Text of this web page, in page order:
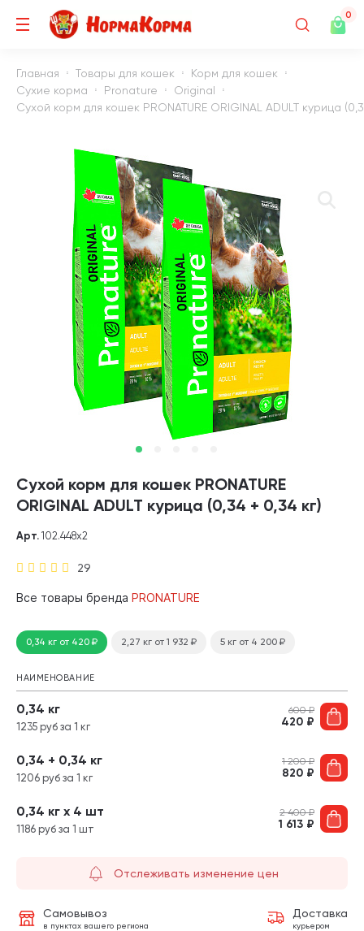
0
Главная Товары для кошек
Корм для кошек
Сухие корма
Pronature
Original
Сухой корм для кошек PRONATURE ORIGINAL ADULT курица
Сухой корм для кошек PRONATURE
ORIGINAL ADULT курица (0,34 + 0,34 кг)
29
Арт. 102.448х2
Все товары бренда PRONATURE
0,34 кг от 420₽ 2,27 кг от 1 932 ₽ 5 кг от 4 200 ₽
НАИМЕНОВАНИЕ
0,34 кг
1235 руб за 1 кг
600₽
420 ₽
0,34 + 0,34 кг
1206 руб за 1 кг
1 200₽
820 ₽
0,34 кг х 4 шт
1186 руб за 1 шт
2 400₽
1 613 ₽
Отслеживать изменение цен
Самовывоз
в пунктах вашего региона
Доставка
курьером